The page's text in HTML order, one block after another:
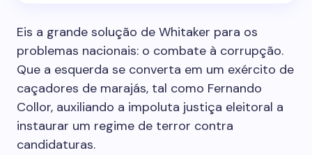
Eis a grande solução de Whitaker para os
problemas nacionais: o combate à corrupção.
Que a esquerda se converta em um exército de
caçadores de marajás, tal como Fernando
Collor, auxiliando a impoluta justiça eleitoral a
instaurar um regime de terror contra
candidaturas.